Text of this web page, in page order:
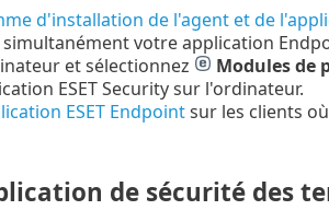
d'installation de l'agent et de
votre application
et sélectionnez Modules de
ESET Security sur l'ordinateur.
ESET Endpointsur les clients où
de sécurité des